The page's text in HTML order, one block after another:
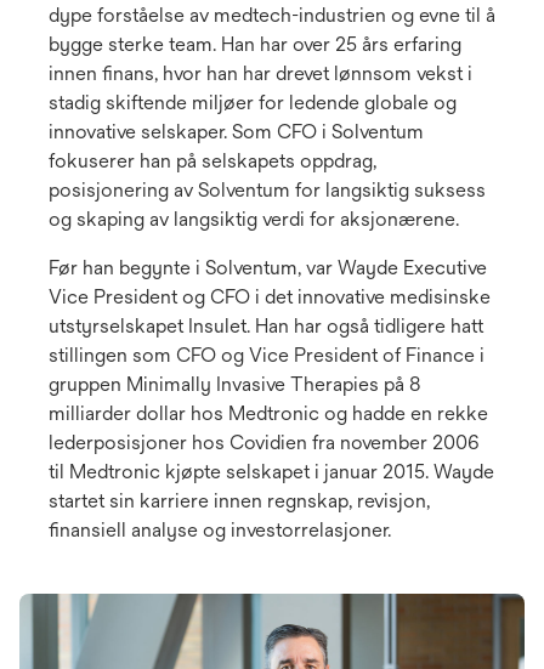
dype forståelse av medtech-industrien og evne til å
bygge sterke team. Han har over 25 års erfaring
innen finans, hvor han har drevet lønnsom vekst i
stadig skiftende miljøer for ledende globale og
innovative selskaper. Som CFO i Solventum
fokuserer han på selskapets oppdrag,
posisjonering av Solventum for langsiktig suksess
og skaping av langsiktig verdi for aksjonærene.
Før han begynte i Solventum, var Wayde Executive
Vice President og CFO i det innovative medisinske
utstyrselskapet Insulet. Han har også tidligere hatt
stillingen som CFO og Vice President of Finance i
gruppen Minimally Invasive Therapies på 8
milliarder dollar hos Medtronic og hadde en rekke
lederposisjoner hos Covidien fra november 2006
til Medtronic kjøpte selskapet i januar 2015. Wayde
startet sin karriere innen regnskap, revisjon,
finansiell analyse og investorrelasjoner.